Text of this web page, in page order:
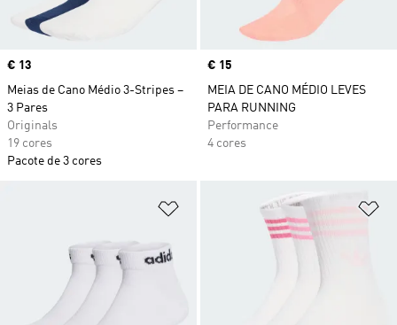
Price
€ 13
Meias de Cano Médio 3-Stripes –
3 Pares
Originals
19 cores
Pacote de 3 cores
Price
€ 15
MEIA DE CANO MÉDIO LEVES
PARA RUNNING
Performance
4 cores
Adicionar à Lista de Desejos